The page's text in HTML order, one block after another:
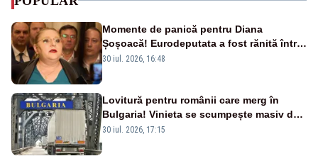
Momente de panică pentru Diana
Șoșoacă! Eurodeputata a fost rănită într-
un accident rutier
30 iul. 2026, 16:48
Lovitură pentru românii care merg în
Bulgaria! Vinieta se scumpește masiv de
la 1 august
30 iul. 2026, 17:15